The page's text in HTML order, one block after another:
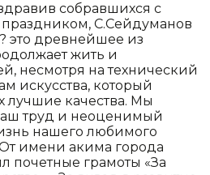
собравшихся с
С.Сейдуманов
это древнейшее из
жить и
несмотря на технический
искусства, который
лучшие качества. Мы
труд и неоценимый
нашего любимого
От имени акима города
почетные грамоты «За